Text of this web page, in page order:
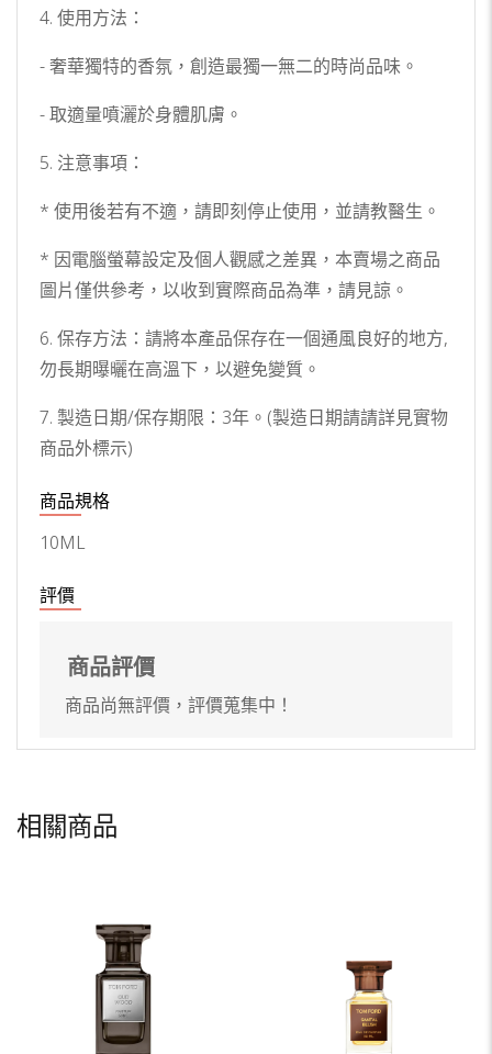
4. 使用方法：
- 奢華獨特的香氛，創造最獨一無二的時尚品味。
- 取適量噴灑於身體肌膚。
5. 注意事項：
* 使用後若有不適，請即刻停止使用，並請教醫生。
* 因電腦螢幕設定及個人觀感之差異，本賣場之商品
圖片僅供參考，以收到實際商品為準，請見諒。
6. 保存方法：請將本產品保存在一個通風良好的地方,
勿長期曝曬在高溫下，以避免變質。
7. 製造日期/保存期限：3年。(製造日期請請詳見實物
商品外標示)
商品規格
10ML
評價
商品評價
商品尚無評價，評價蒐集中！
相關商品